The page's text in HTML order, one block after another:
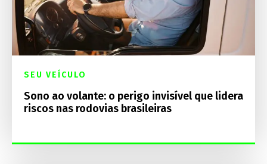
SEU VEÍCULO
Sono ao volante: o perigo invisível que lidera
riscos nas rodovias brasileiras